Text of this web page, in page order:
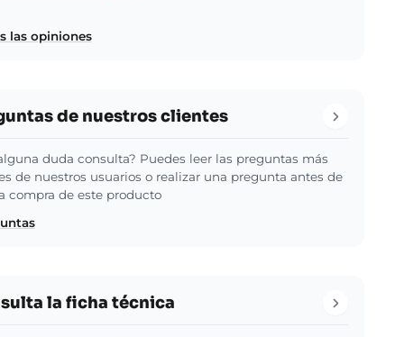
las opiniones
de nuestros clientes
duda consulta? Puedes leer las preguntas más
de nuestros usuarios o realizar una pregunta antes de
compra de este producto
la ficha técnica